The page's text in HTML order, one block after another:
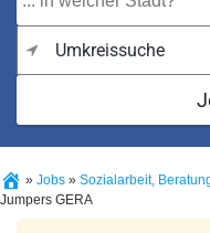
» Jobs » Sozialarbeit,
Jumpers GERA